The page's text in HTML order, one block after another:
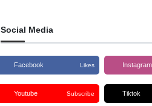
Social Media
Facebook Likes Instagram
Youtube Subscribe Tiktok